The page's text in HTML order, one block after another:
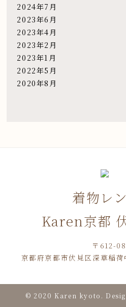
2024年7月
2023年6月
2023年4月
2023年2月
2023年1月
2022年5月
2020年8月
着物レ
Karen京都
〒612-
京都府京都市伏見区深草稲
© 2020 Karen kyoto.